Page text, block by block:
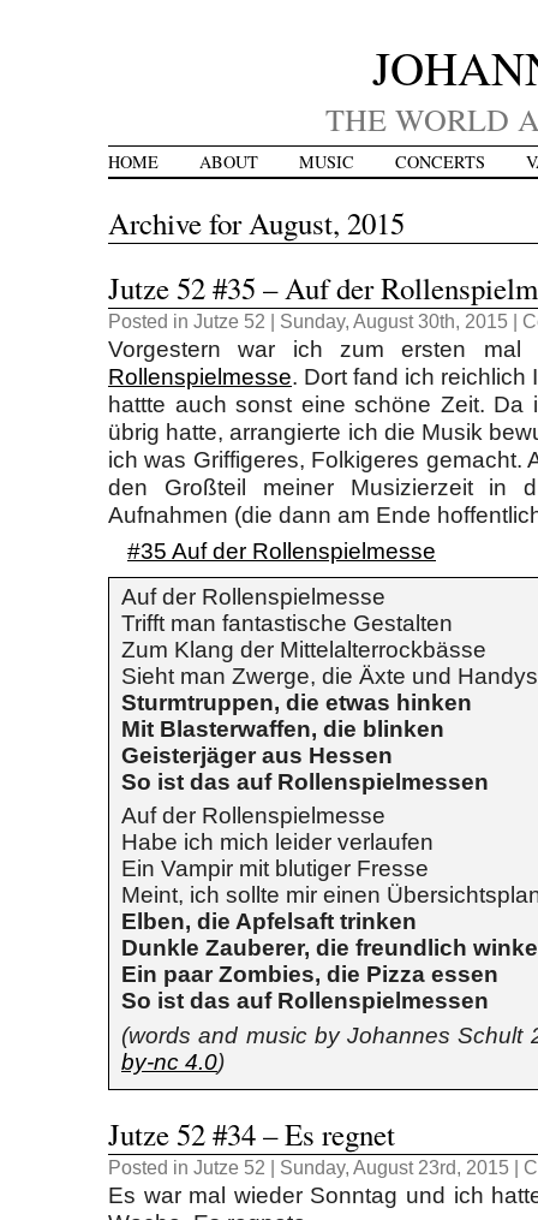
THE WORLD
HOME ABOUT MUSIC CONCERTS
Archive for August, 2015
Jutze 52 #35 – Auf der
Posted in Jutze 52 | Sunday, August 30th, 2015 |
Vorgestern war ich zum ersten
Rollenspielmesse. Dort fand ich reichlich
hattte auch sonst eine schöne Zeit. Da
übrig hatte, arrangierte ich die Musik
ich was Griffigeres, Folkigeres gemacht.
den Großteil meiner Musizierzeit in
Aufnahmen (die dann am Ende
#35 Auf der Rollenspielmesse
Auf der Rollenspielmesse
Trifft man fantastische Gestalten
Zum Klang der Mittelalterrockbässe
Sieht man Zwerge, die Äxte und
Sturmtruppen, die etwas hinken
Mit Blasterwaffen, die blinken
Geisterjäger aus Hessen
So ist das auf Rollenspielmessen
Auf der Rollenspielmesse
Habe ich mich leider verlaufen
Ein Vampir mit blutiger Fresse
Meint, ich sollte mir einen
Elben, die Apfelsaft trinken
Dunkle Zauberer, die freundlich
Ein paar Zombies, die Pizza essen
So ist das auf Rollenspielmessen
(words and music by Johannes Schult
by-nc 4.0)
Jutze 52 #34 – Es regnet
Posted in Jutze 52 | Sunday, August 23rd, 2015 |
Es war mal wieder Sonntag und ich